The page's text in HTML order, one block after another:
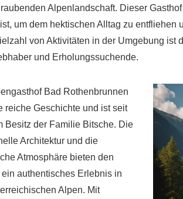
Alpenlandschaft. Dieser
um dem hektischen Alltag zu
von Aktivitäten in der Umgebung ist
und Erholungssuchende.
Bad Rothenbrunnen
reiche Geschichte und ist seit
Besitz der Familie Bitsche. Die
Architektur und die
Atmosphäre bieten den
ein authentisches Erlebnis in
Alpen. Mit